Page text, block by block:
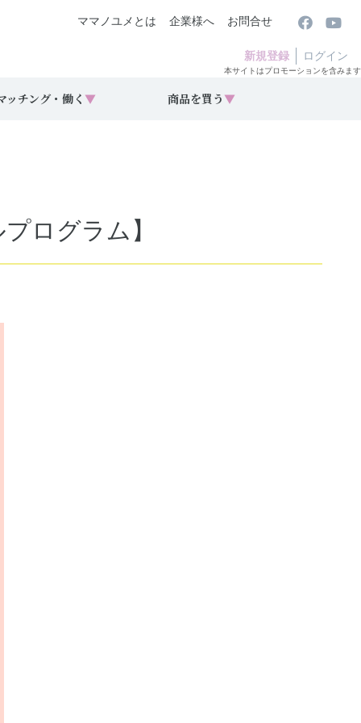
ママノユメとは 企業様へ お問合せ
新規登録 ログイン
本サイトはプロモーションを含みます
ッチング・働く ▼ 商品を買う ▼
ログラム】